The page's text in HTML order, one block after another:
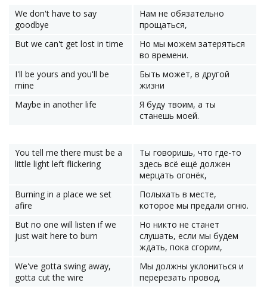
We don't have to say
goodbye
Нам не обязательно
прощаться,
But we can't get lost in time
Но мы можем затеряться
во времени.
I'll be yours and you'll be
mine
Быть может, в другой
жизни
Maybe in another life
Я буду твоим, а ты
станешь моей.
You tell me there must be a
little light left flickering
Ты говоришь, что где-то
здесь всё ещё должен
мерцать огонёк,
Burning in a place we set
afire
Полыхать в месте,
которое мы предали огню.
But no one will listen if we
just wait here to burn
Но никто не станет
слушать, если мы будем
ждать, пока сгорим,
We've gotta swing away,
gotta cut the wire
Мы должны уклониться и
перерезать провод.